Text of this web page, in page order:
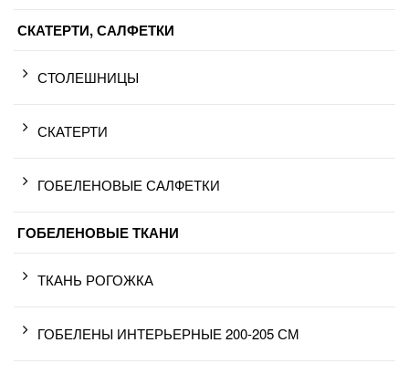
СКАТЕРТИ, САЛФЕТКИ
СТОЛЕШНИЦЫ
СКАТЕРТИ
ГОБЕЛЕНОВЫЕ САЛФЕТКИ
ГОБЕЛЕНОВЫЕ ТКАНИ
ТКАНЬ РОГОЖКА
ГОБЕЛЕНЫ ИНТЕРЬЕРНЫЕ 200-205 СМ